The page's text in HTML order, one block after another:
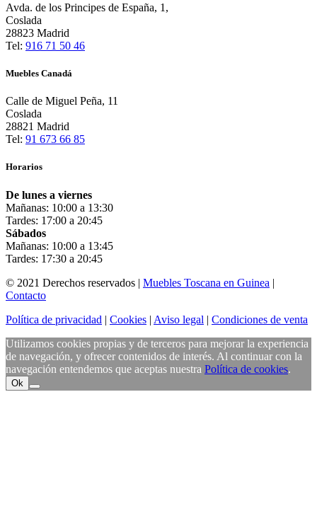
Avda. de los Principes de España, 1,
Coslada
28823 Madrid
Tel: 916 71 50 46
Muebles Canadá
Calle de Miguel Peña, 11
Coslada
28821 Madrid
Tel: 91 673 66 85
Horarios
De lunes a viernes
Mañanas: 10:00 a 13:30
Tardes: 17:00 a 20:45
Sábados
Mañanas: 10:00 a 13:45
Tardes: 17:30 a 20:45
© 2021 Derechos reservados | Muebles Toscana en Guinea |
Contacto
Política de privacidad | Cookies | Aviso legal | Condiciones de venta
Utilizamos cookies propias y de terceros para mejorar la experiencia
de navegación, y ofrecer contenidos de interés. Al continuar con la
navegación entendemos que aceptas nuestra Política de cookies.
Ok